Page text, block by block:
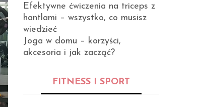
Efektywne ćwiczenia na triceps z
hantlami – wszystko, co musisz
wiedzieć
Joga w domu – korzyści,
akcesoria i jak zacząć?
FITNESS I SPORT